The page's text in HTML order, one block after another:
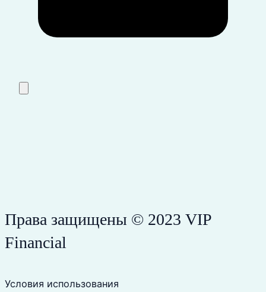
Права защищены © 2023 VIP
Financial
Условия использования